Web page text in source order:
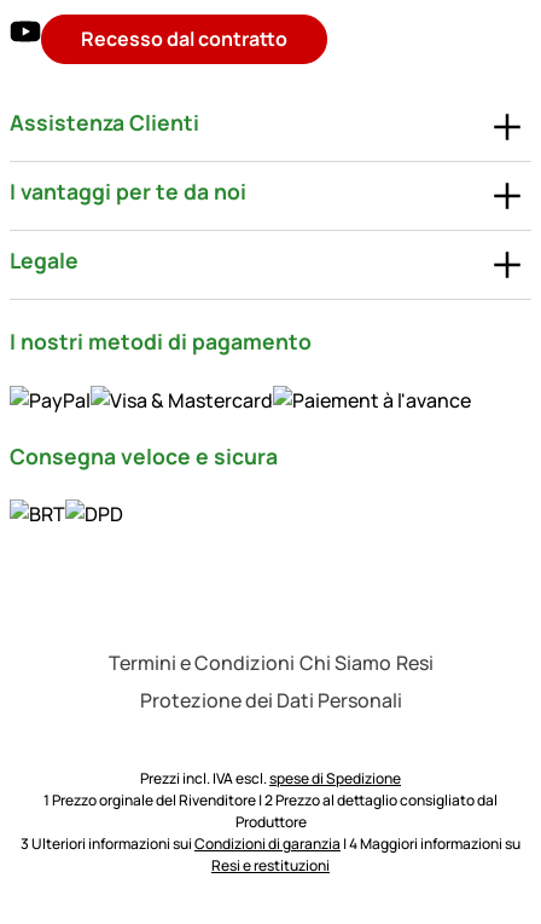
Recesso dal contratto
Assistenza Clienti
I vantaggi per te da noi
Legale
I nostri metodi di pagamento
Consegna veloce e sicura
Termini e Condizioni Chi Siamo Resi
Protezione dei Dati Personali
Prezzi incl. IVA escl.spese di Spedizione
1 Prezzo orginale del Rivenditore | 2 Prezzo al dettaglio consigliato dal
Produttore
3 Ulteriori informazioni suiCondizioni di garanzia | 4 Maggiori informazioni su
Resi e restituzioni